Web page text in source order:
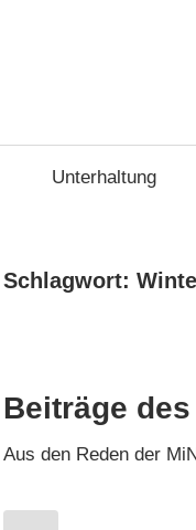
Unterhaltung
Schlagwort:
Beiträge
Aus den Reden der